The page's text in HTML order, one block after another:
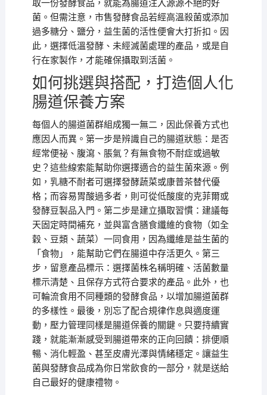
取一份發酵食品，就能為腸道注入源源不絕的好
菌。但需注意，市售發酵食品若經高溫殺菌或添加
過多糖分、鹽分，益生菌的活性便會大打折扣。因
此，選擇低溫發酵、未經滅菌處理的產品，或是自
行在家製作，才能確保攝取到活菌。
如何挑選與搭配，打造個人化
腸道保養方案
每個人的腸道菌群組成獨一無二，因此保養方式也
應因人而異。第一步是辨識自己的腸道狀態：是否
經常便祕、腹瀉、脹氣？有無食物不耐症或過敏
史？這些線索能幫助你選擇適合的益生菌來源。例
如，乳糖不耐者可選擇發酵蔬菜或康普茶替代優
格；而容易胃酸過多者，則可從低酸度的克菲爾或
發酵豆製品入門。第二步是建立攝取習慣：建議每
天固定時間補充，並與富含膳食纖維的食物（如全
穀、豆類、蔬菜）一同食用，因為纖維是益生菌的
「食物」，能幫助它們在腸道中存活更久。第三
步，留意產品標示：選擇菌株名稱明確、活菌數量
標示清楚、且保存方式符合要求的產品。此外，也
可輪流食用不同種類的發酵食品，以增加腸道菌群
的多樣性。最後，別忘了配合規律作息與適度運
動，壓力管理同樣是腸道保養的關鍵。只要持續實
踐，就能漸漸感受到腸道帶來的正向回饋：排便順
暢、消化輕盈、甚至皮膚光澤與情緒穩定。讓益生
菌與發酵食品成為你日常飲食的一部分，就是送給
自己最好的健康禮物。